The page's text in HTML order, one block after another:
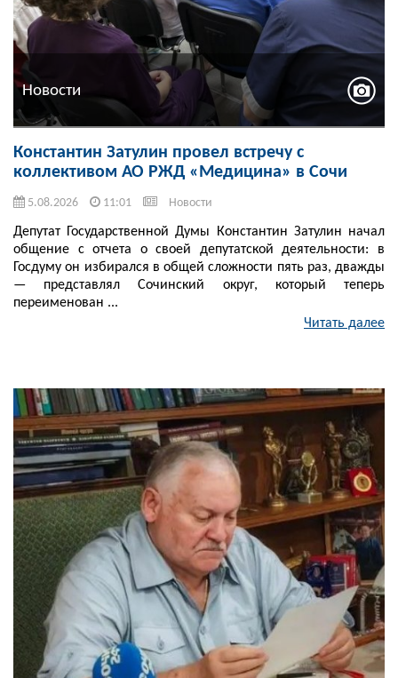
Новости
Константин Затулин провел встречу с
коллективом АО РЖД «Медицина» в Сочи
5.08.2026 11:01 Новости
Депутат Государственной Думы Константин Затулин начал
общение с отчета о своей депутатской деятельности: в
Госдуму он избирался в общей сложности пять раз, дважды
— представлял Сочинский округ, который теперь
переименован ...
Читать далее